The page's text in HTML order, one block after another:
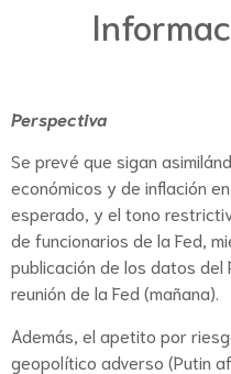
Perspectiva
Se prevé que sigan
económicos y de inflación
esperado, y el tono
de funcionarios de la Fed,
publicación de los datos del
reunión de la Fed (mañana).
Además, el apetito por
geopolítico adverso (Putin